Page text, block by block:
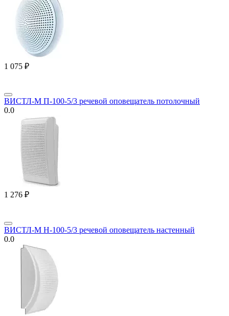
1 075 ₽
ВИСТЛ-М П-100-5/3 речевой оповещатель потолочный
0.0
1 276 ₽
ВИСТЛ-М Н-100-5/3 речевой оповещатель настенный
0.0